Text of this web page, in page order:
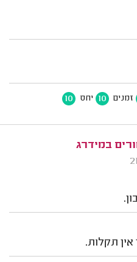
זמנים 10 יחס 10
במידרג
תקלות.